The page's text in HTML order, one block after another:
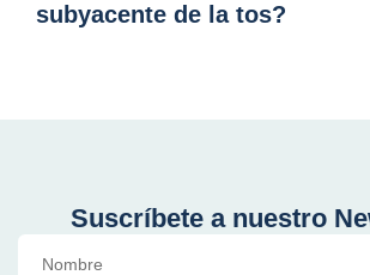
subyacente de la tos?
Suscríbete a nuestro